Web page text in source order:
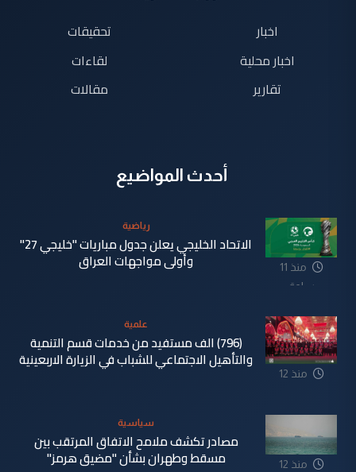
اخبار
اخبار محلية
تقارير
تحقيقات
لقاءات
مقالات
أحدث المواضيع
منذ 11
ساعة
رياضية
الاتحاد الخليجي يعلن جدول مباريات "خليجي 27"
وأولى مواجهات العراق
منذ 12
علمية
(796) الف مستفيد من خدمات قسم التنمية
والتأهيل الاجتماعي للشباب في الزيارة الاربعينية
منذ 12
سياسية
مصادر تكشف ملامح الاتفاق المرتقب بين
مسقط وطهران بشأن "مضيق هرمز"